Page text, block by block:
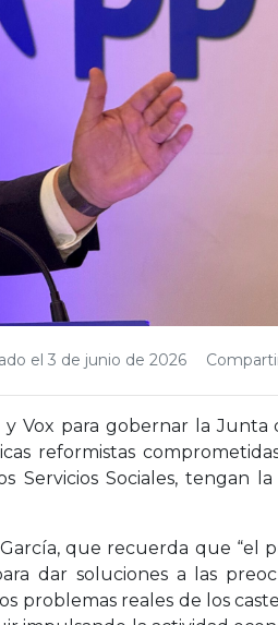
el 3 de junio de 2026
Vox para gobernar la Junta
reformistas
Servicios Sociales, tengan
que recuerda que “el
dar soluciones a las
problemas reales de los